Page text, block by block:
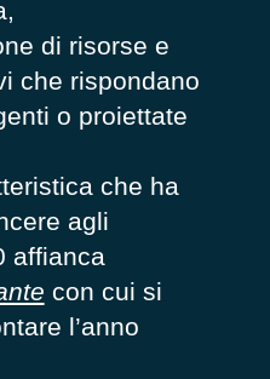
di risorse e
che rispondano
o proiettate
che ha
agli
affianca
con cui si
l’anno